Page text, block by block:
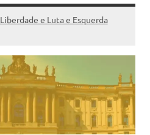
Liberdade e Luta e Esquerda